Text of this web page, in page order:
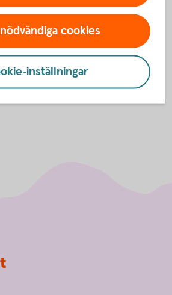
Konjunkturrapporten utkommer
två uppdateringar däremellan.
Outlook
cookies
inställningar